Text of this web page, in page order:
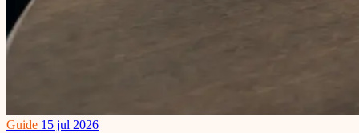
Guide 15 jul 2026